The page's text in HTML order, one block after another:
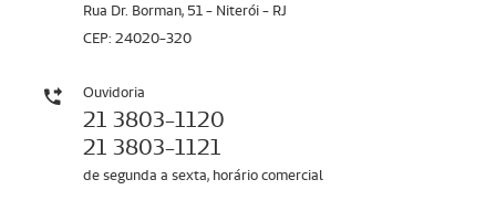
Rua Dr. Borman, 51 - Niterói - RJ
CEP: 24020-320
Ouvidoria
21 3803-1120
21 3803-1121
de segunda a sexta, horário comercial